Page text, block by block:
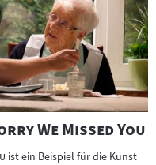
We Missed You
"ist ein Beispiel für die Kunst